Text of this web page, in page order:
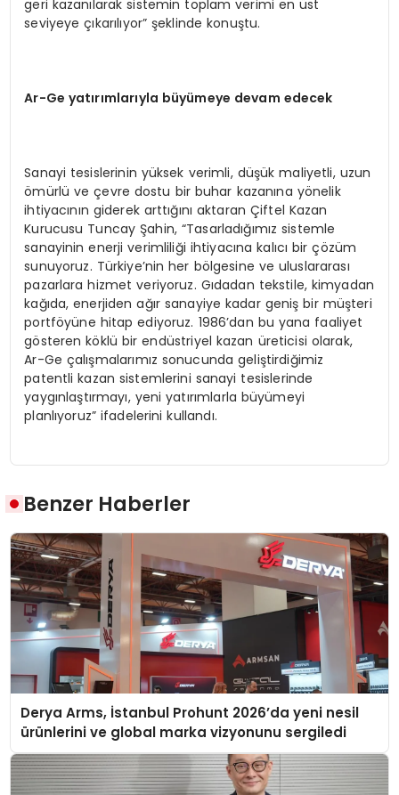
geri kazanılarak sistemin toplam verimi en üst
seviyeye çıkarılıyor” şeklinde konuştu.
Ar-Ge yatırımlarıyla büyümeye devam edecek
Sanayi tesislerinin yüksek verimli, düşük maliyetli, uzun
ömürlü ve çevre dostu bir buhar kazanına yönelik
ihtiyacının giderek arttığını aktaran Çiftel Kazan
Kurucusu Tuncay Şahin, “Tasarladığımız sistemle
sanayinin enerji verimliliği ihtiyacına kalıcı bir çözüm
sunuyoruz. Türkiye’nin her bölgesine ve uluslararası
pazarlara hizmet veriyoruz. Gıdadan tekstile, kimyadan
kağıda, enerjiden ağır sanayiye kadar geniş bir müşteri
portföyüne hitap ediyoruz. 1986’dan bu yana faaliyet
gösteren köklü bir endüstriyel kazan üreticisi olarak,
Ar-Ge çalışmalarımız sonucunda geliştirdiğimiz
patentli kazan sistemlerini sanayi tesislerinde
yaygınlaştırmayı, yeni yatırımlarla büyümeyi
planlıyoruz” ifadelerini kullandı.
Benzer Haberler
Derya Arms, İstanbul Prohunt 2026’da yeni nesil
ürünlerini ve global marka vizyonunu sergiledi